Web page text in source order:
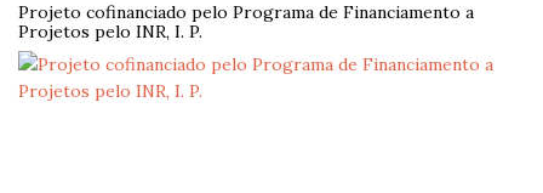
Projeto cofinanciado pelo Programa de Financiamento a
Projetos pelo INR, I. P.